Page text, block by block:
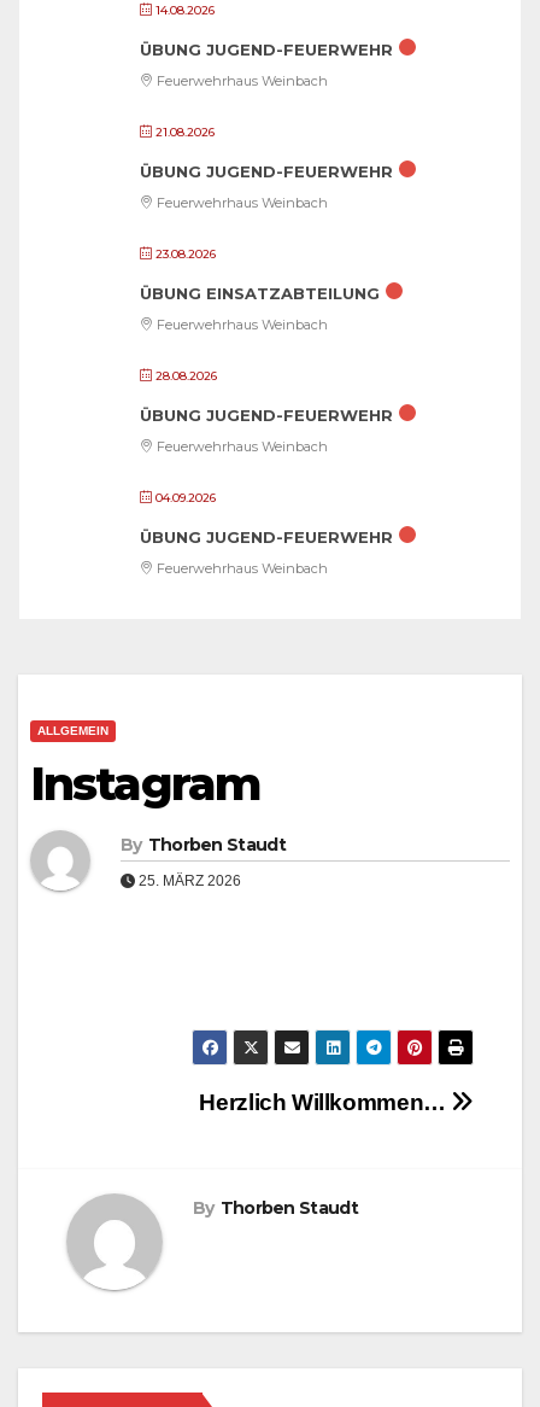
14.08.2026
ÜBUNG JUGEND-FEUERWEHR
Feuerwehrhaus Weinbach
21.08.2026
ÜBUNG JUGEND-FEUERWEHR
Feuerwehrhaus Weinbach
23.08.2026
ÜBUNG EINSATZABTEILUNG
Feuerwehrhaus Weinbach
28.08.2026
ÜBUNG JUGEND-FEUERWEHR
Feuerwehrhaus Weinbach
04.09.2026
ÜBUNG JUGEND-FEUERWEHR
Feuerwehrhaus Weinbach
ALLGEMEIN
Instagram
By Thorben Staudt
25. MÄRZ 2026
Beitragsnavigation
Herzlich Willkommen…
By Thorben Staudt